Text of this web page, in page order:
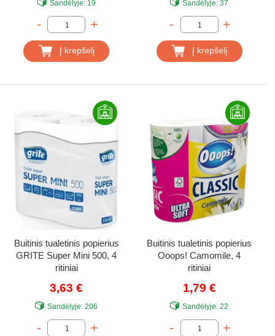
Sandėlyje:19
- +
Į krepšelį
Sandėlyje: 37
- +
Į krepšelį
Buitinis tualetinis popierius
GRITE Super Mini 500, 4
ritiniai
3,63 €
Sandėlyje: 206
- +
Buitinis tualetinis popierius
Ooops! Camomile, 4
ritiniai
1,79 €
Sandėlyje: 22
- +